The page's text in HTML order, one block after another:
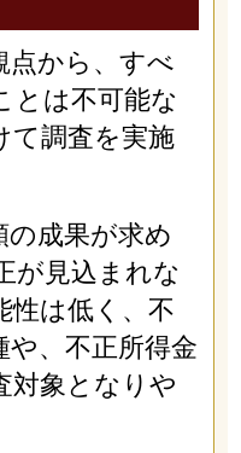
点から、すべ
とは不可能な
て調査を実施
の成果が求め
が見込まれな
性は低く、不
や、不正所得金
対象となりや